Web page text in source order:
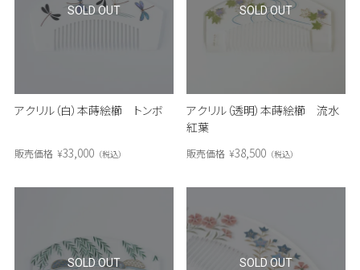
アクリル（白）本蒔絵櫛 トンボ
販売価格 ¥33,000 税込
SOLD OUT
アクリル（透明）本蒔絵櫛 流水
紅葉
販売価格 ¥38,500 税込
SOLD OUT
SOLD OUT SOLD OUT